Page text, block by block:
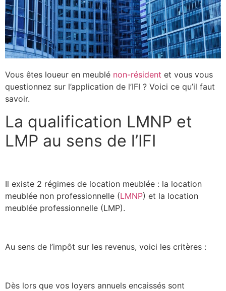
Vous êtes loueur en meublé non-résident et vous vous
questionnez sur l’application de l’IFI ? Voici ce qu’il faut
savoir.
La qualification LMNP et
LMP au sens de l’IFI
Il existe 2 régimes de location meublée : la location
meublée non professionnelle (LMNP) et la location
meublée professionnelle (LMP).
Au sens de l’impôt sur les revenus, voici les critères :
Dès lors que vos loyers annuels encaissés sont